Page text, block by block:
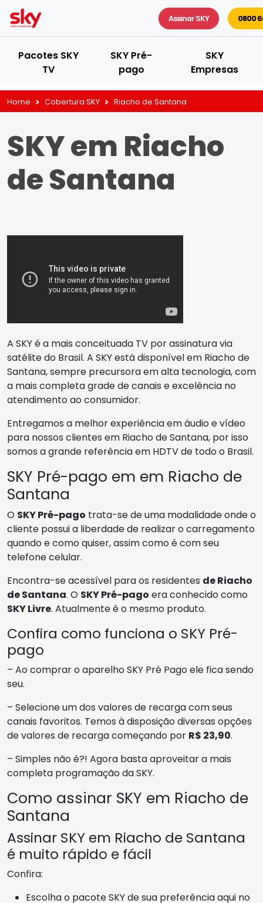
Assinar SKY 0800
Pacotes SKY
TV
SKY Pré-
pago
SKY
Empresas
Home Cobertura SKY Riacho de Santana
SKY em Riacho
de Santana
A SKY é a mais conceituada TV por assinatura via
satélite do Brasil. A SKY está disponível em Riacho de
Santana, sempre precursora em alta tecnologia, com
a mais completa grade de canais e excelência no
atendimento ao consumidor.
Entregamos a melhor experiência em áudio e vídeo
para nossos clientes em Riacho de Santana, por isso
somos a grande referência em HDTV de todo o Brasil.
SKY Pré-pago em em Riacho de
Santana
O SKY Pré-pago trata-se de uma modalidade onde o
cliente possui a liberdade de realizar o carregamento
quando e como quiser, assim como é com seu
telefone celular.
Encontra-se acessível para os residentes de Riacho
de Santana. O SKY Pré-pago era conhecido como
SKY Livre. Atualmente é o mesmo produto.
Confira como funciona o SKY Pré-
pago
– Ao comprar o aparelho SKY Pré Pago ele fica sendo
seu.
– Selecione um dos valores de recarga com seus
canais favoritos. Temos à disposição diversas opções
de valores de recarga começando por R$ 23,90.
– Simples não é?! Agora basta aproveitar a mais
completa programação da SKY.
Como assinar SKY em Riacho de
Santana
Assinar SKY em Riacho de Santana
é muito rápido e fácil
Confira:
Escolha o pacote SKY de sua preferência aqui no